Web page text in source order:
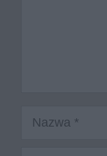
Nazwa